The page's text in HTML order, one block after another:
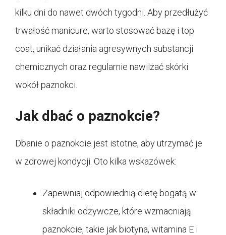
kilku dni do nawet dwóch tygodni. Aby przedłużyć
trwałość manicure, warto stosować bazę i top
coat, unikać działania agresywnych substancji
chemicznych oraz regularnie nawilżać skórki
wokół paznokci.
Jak dbać o paznokcie?
Dbanie o paznokcie jest istotne, aby utrzymać je
w zdrowej kondycji. Oto kilka wskazówek:
Zapewniaj odpowiednią dietę bogatą w
składniki odżywcze, które wzmacniają
paznokcie, takie jak biotyna, witamina E i